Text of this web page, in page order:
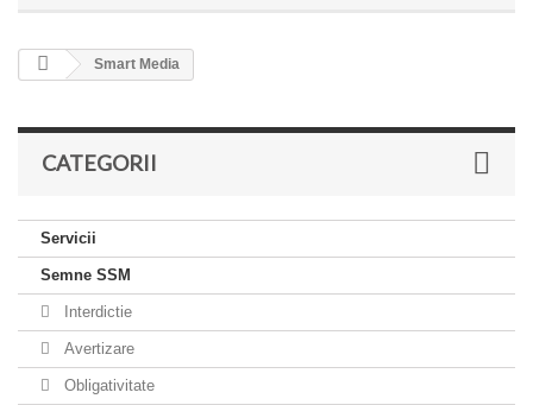
Smart Media
CATEGORII
Servicii
Semne SSM
Interdictie
Avertizare
Obligativitate